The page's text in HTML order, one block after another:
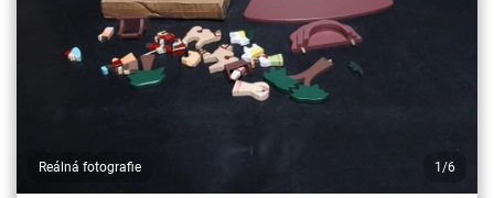
Reálná fotografie 1/6